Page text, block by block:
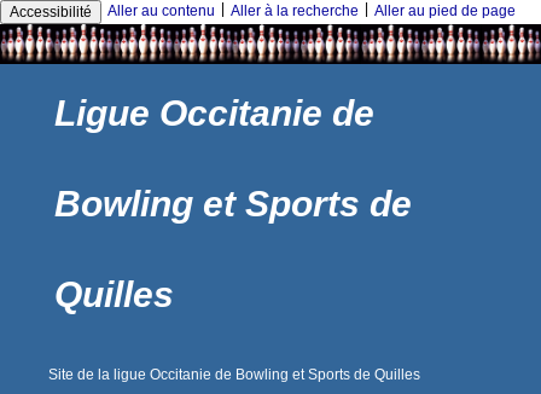
Accessibilité Aller au contenu Aller à la recherche Aller au pied de page
Ligue Occitanie de
Bowling et Sports de
Quilles
Site de la ligue Occitanie de Bowling et Sports de Quilles